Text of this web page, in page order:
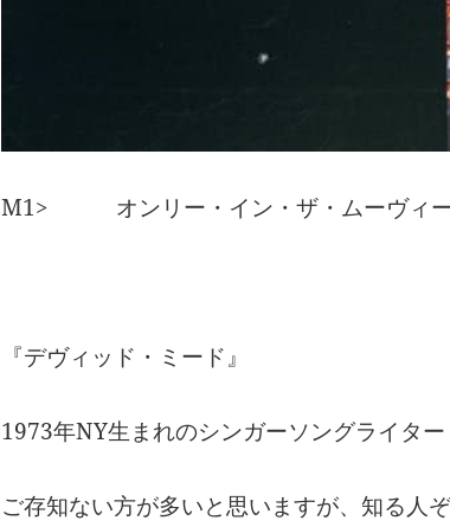
M1> オンリー・イン・ザ・ムーヴィ
『デヴィッド・ミード』
1973年NY生まれのシンガーソングライタ
ご存知ない方が多いと思いますが、知る人